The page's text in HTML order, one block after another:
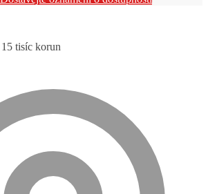
tisíc korun